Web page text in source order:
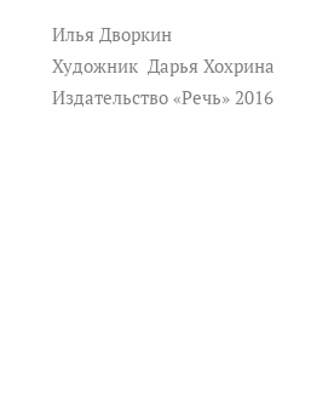
Илья Дворкин
Художник Дарья Хохрина
Издательство «Речь» 2016